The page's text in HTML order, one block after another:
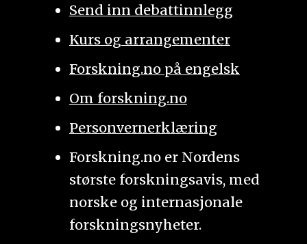
Send inn debattinnlegg
Kurs og arrangementer
Forskning.no på engelsk
Om forskning.no
Personvernerklæring
Forskning.no er Nordens
største forskningsavis, med
norske og internasjonale
forskningsnyheter.